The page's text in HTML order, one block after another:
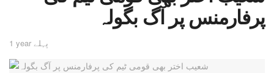
پرفارمنس پر آگ بگولہ
1 year پہلے